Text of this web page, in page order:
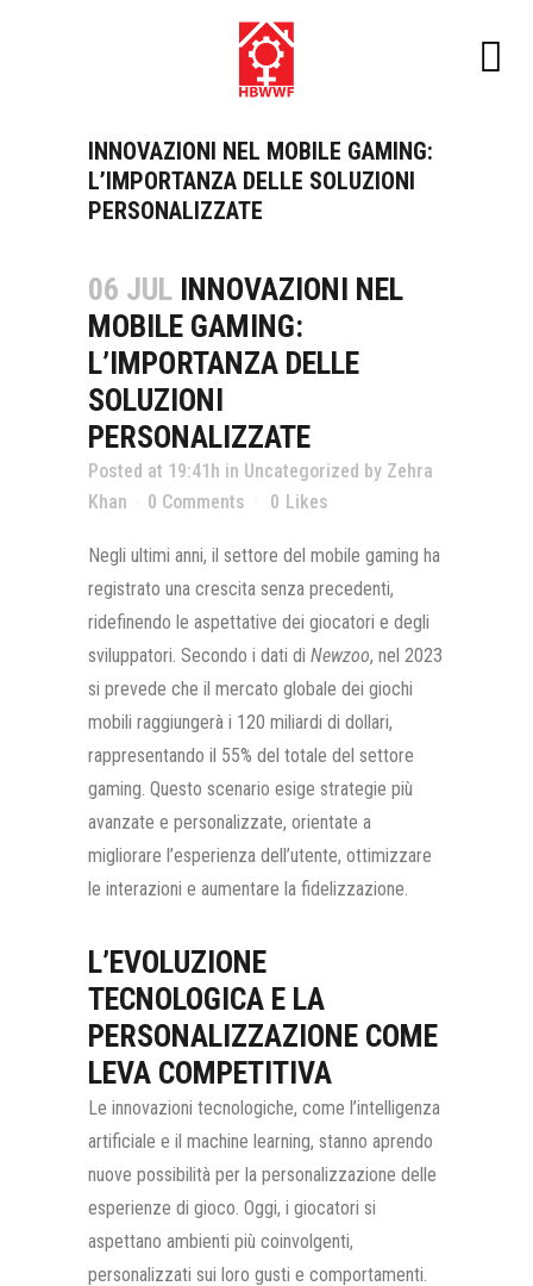
INNOVAZIONI NEL MOBILE GAMING:
L’IMPORTANZA DELLE SOLUZIONI
PERSONALIZZATE
06 JUL INNOVAZIONI NEL
MOBILE GAMING:
L’IMPORTANZA DELLE
SOLUZIONI
PERSONALIZZATE
Posted at 19:41h in Uncategorized by Zehra
Khan
0 Comments 0 Likes
Negli ultimi anni, il settore del mobile gaming ha
registrato una crescita senza precedenti,
ridefinendo le aspettative dei giocatori e degli
sviluppatori. Secondo i dati di Newzoo, nel 2023
si prevede che il mercato globale dei giochi
mobili raggiungerà i 120 miliardi di dollari,
rappresentando il 55% del totale del settore
gaming. Questo scenario esige strategie più
avanzate e personalizzate, orientate a
migliorare l’esperienza dell’utente, ottimizzare
le interazioni e aumentare la fidelizzazione.
L’EVOLUZIONE
TECNOLOGICA E LA
PERSONALIZZAZIONE COME
LEVA COMPETITIVA
Le innovazioni tecnologiche, come l’intelligenza
artificiale e il machine learning, stanno aprendo
nuove possibilità per la personalizzazione delle
esperienze di gioco. Oggi, i giocatori si
aspettano ambienti più coinvolgenti,
personalizzati sui loro gusti e comportamenti.